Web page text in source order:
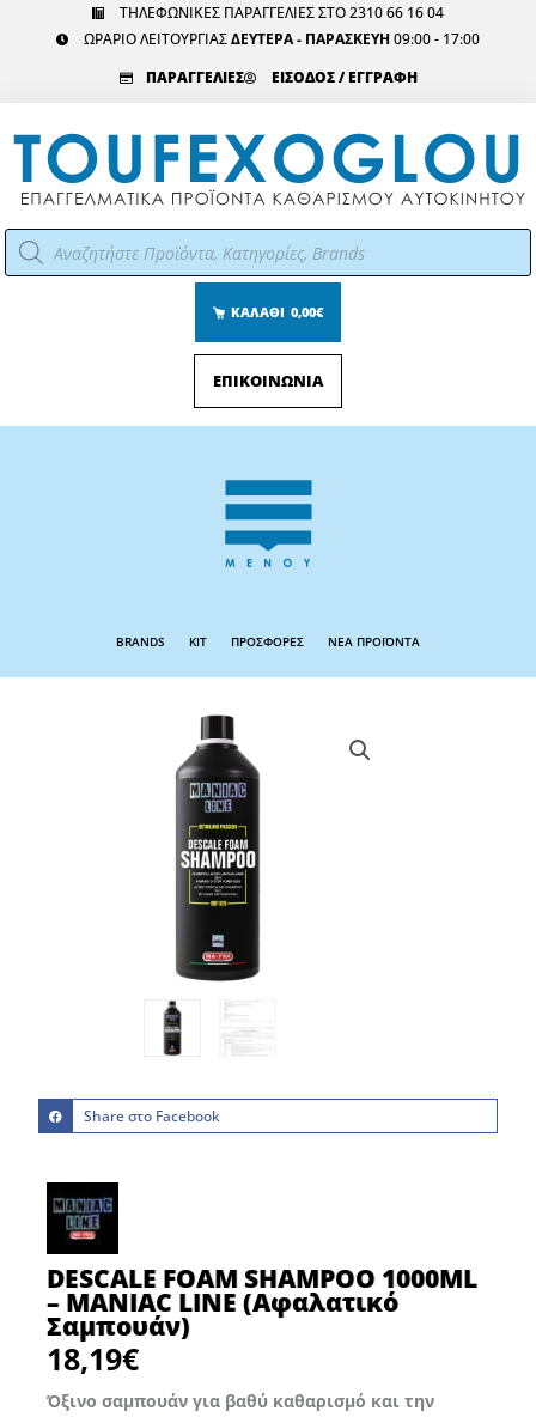
ΤΗΛΕΦΩΝΙΚΕΣ ΠΑΡΑΓΓΕΛΙΕΣ ΣΤΟ 2310 66 16 04
ΩΡΑΡΙΟ ΛΕΙΤΟΥΡΓΙΑΣΔΕΥΤΕΡΑ - ΠΑΡΑΣΚΕΥΗ 09:00 - 17:00
ΠΑΡΑΓΓΕΛΙΕΣ
ΕΙΣΟΔΟΣ / ΕΓΓΡΑΦΗ
Αναζήτηση
προϊόντων
ΚΑΛΑΘΙ 0,00€
ΕΠΙΚΟΙΝΩΝΙΑ
Menu
BRANDS KIT ΠΡΟΣΦΟΡΕΣ ΝΕΑ ΠΡΟΪΟΝΤΑ
Share στο Facebook
DESCALE FOAM SHAMPOO 1000ML
– MANIAC LINE (Αφαλατικό
Σαμπουάν)
18,19€
Όξινο σαμπουάν για βαθύ καθαρισμό και την